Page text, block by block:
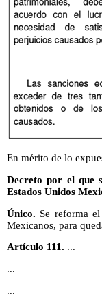
En mérito de lo
Decreto por el que
Estados Unidos
Único. Se reforma
Mexicanos, para
Artículo 111. ...
...
...